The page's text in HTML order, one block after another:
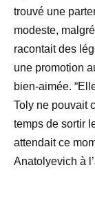
trouvé une
modeste,
racontait des
une promotion
bien-aimée.
Toly ne pouvait
temps de sortir
attendait ce
Anatolyevich à